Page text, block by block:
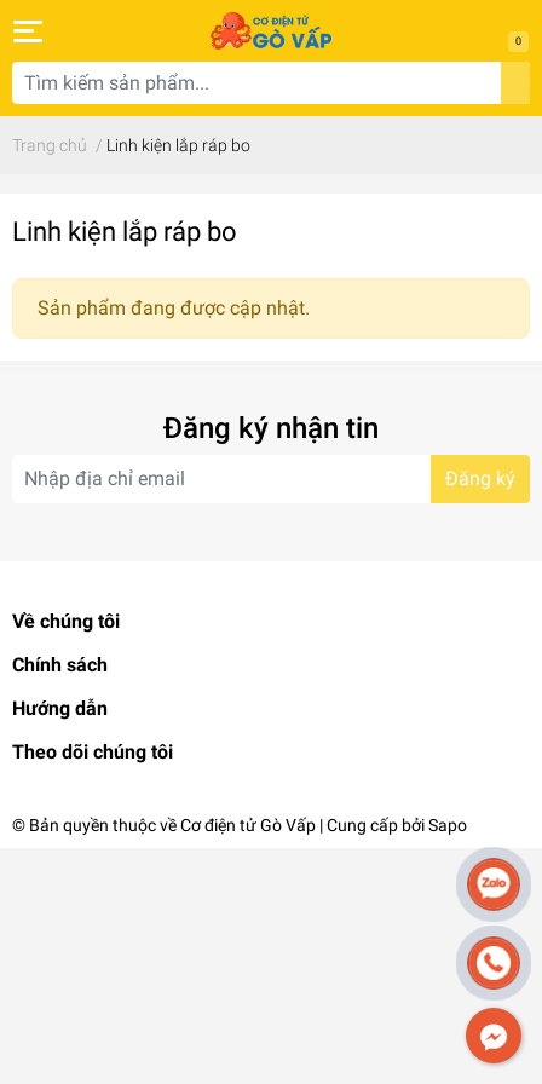
0
Trang chủ / Linh kiện lắp ráp bo
Linh kiện lắp ráp bo
Sản phẩm đang được cập nhật.
Đăng ký nhận tin
Đăng ký
Về chúng tôi
Chính sách
Hướng dẫn
Theo dõi chúng tôi
© Bản quyền thuộc vềCơ điện tử Gò Vấp | Cung cấp bởiSapo